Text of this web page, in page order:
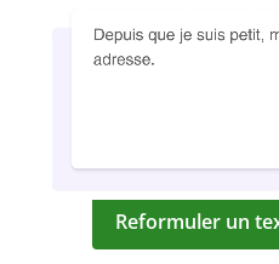
Reformuler un